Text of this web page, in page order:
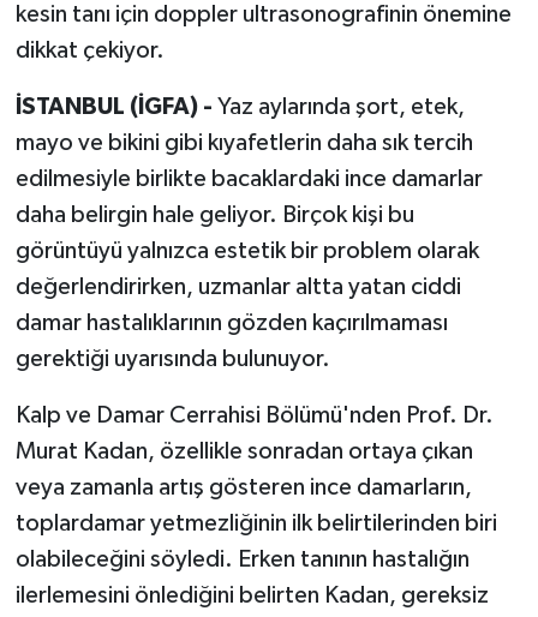
kesin tanı için doppler ultrasonografinin önemine
dikkat çekiyor.
İSTANBUL (İGFA) - Yaz aylarında şort, etek,
mayo ve bikini gibi kıyafetlerin daha sık tercih
edilmesiyle birlikte bacaklardaki ince damarlar
daha belirgin hale geliyor. Birçok kişi bu
görüntüyü yalnızca estetik bir problem olarak
değerlendirirken, uzmanlar altta yatan ciddi
damar hastalıklarının gözden kaçırılmaması
gerektiği uyarısında bulunuyor.
Kalp ve Damar Cerrahisi Bölümü'nden Prof. Dr.
Murat Kadan, özellikle sonradan ortaya çıkan
veya zamanla artış gösteren ince damarların,
toplardamar yetmezliğinin ilk belirtilerinden biri
olabileceğini söyledi. Erken tanının hastalığın
ilerlemesini önlediğini belirten Kadan, gereksiz